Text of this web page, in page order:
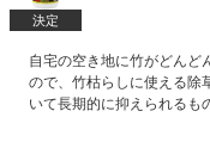
決定
自宅の空き地に竹がどんど
ので、竹枯らしに使える除
いて長期的に抑えられるも